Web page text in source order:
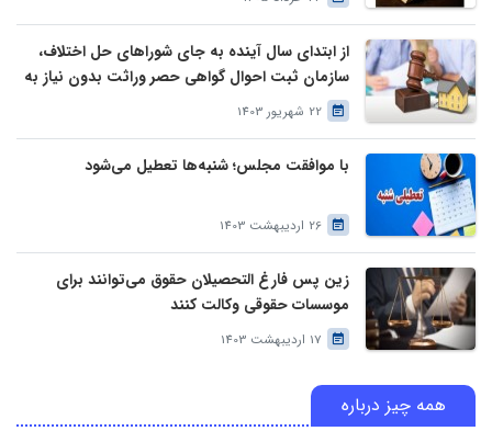
از ابتدای سال آینده به جای شوراهای حل اختلاف،
سازمان ثبت احوال گواهی حصر وراثت بدون نیاز به
درخواست وراث صادر خواهد کرد
22 شهریور 1403
با موافقت مجلس؛ شنبه‌ها تعطیل می‌شود
26 اردیبهشت 1403
زین پس فارغ التحصیلان حقوق می‌توانند برای
موسسات حقوقی وکالت کنند
17 اردیبهشت 1403
همه چیز درباره